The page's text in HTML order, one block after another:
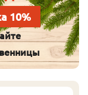
10%